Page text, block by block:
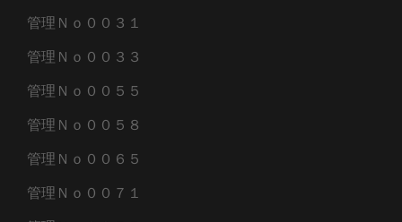
管理Ｎｏ００３１
管理Ｎｏ００３３
管理Ｎｏ００５５
管理Ｎｏ００５８
管理Ｎｏ００６５
管理Ｎｏ００７１